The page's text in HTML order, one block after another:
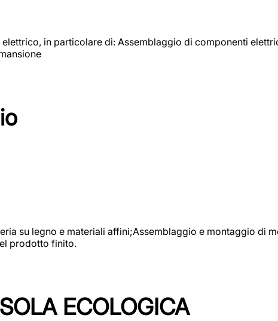
in particolare di: Assemblaggio di componenti
su legno e materiali affini;Assemblaggio e montaggio di
prodotto finito.
ECOLOGICA